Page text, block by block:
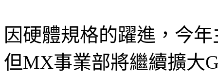
因硬體規格的躍進，今
但MX事業部將繼續擴大